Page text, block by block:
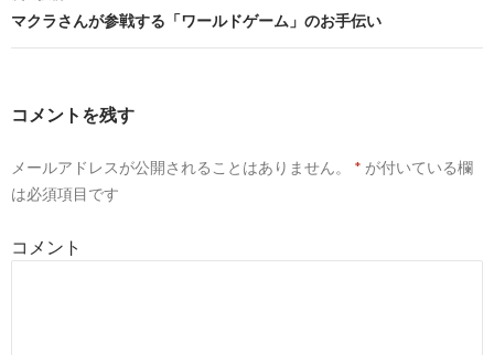
ナ
ゲ
シ
ン
マクラさんが参戦する「ワールドゲーム」のお手伝い
コメントを残す
メールアドレスが公開されることはありません。 * が付いている欄
は必須項目です
コメント